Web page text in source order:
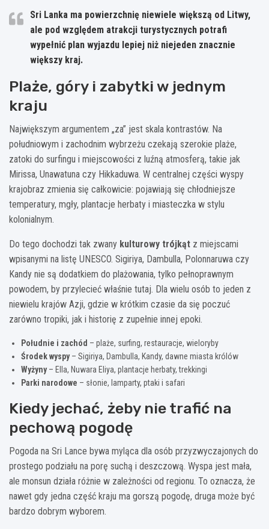
Sri Lanka ma powierzchnię niewiele większą od Litwy,
ale pod względem atrakcji turystycznych potrafi
wypełnić plan wyjazdu lepiej niż niejeden znacznie
większy kraj.
Plaże, góry i zabytki w jednym
kraju
Największym argumentem „za” jest skala kontrastów. Na
południowym i zachodnim wybrzeżu czekają szerokie plaże,
zatoki do surfingu i miejscowości z luźną atmosferą, takie jak
Mirissa, Unawatuna czy Hikkaduwa. W centralnej części wyspy
krajobraz zmienia się całkowicie: pojawiają się chłodniejsze
temperatury, mgły, plantacje herbaty i miasteczka w stylu
kolonialnym.
Do tego dochodzi tak zwany kulturowy trójkąt z miejscami
wpisanymi na listę UNESCO. Sigiriya, Dambulla, Polonnaruwa czy
Kandy nie są dodatkiem do plażowania, tylko pełnoprawnym
powodem, by przylecieć właśnie tutaj. Dla wielu osób to jeden z
niewielu krajów Azji, gdzie w krótkim czasie da się poczuć
zarówno tropiki, jak i historię z zupełnie innej epoki.
Południe i zachód – plaże, surfing, restauracje, wieloryby
Środek wyspy– Sigiriya, Dambulla, Kandy, dawne miasta królów
Wyżyny– Ella, Nuwara Eliya, plantacje herbaty, trekkingi
Parki narodowe – słonie, lamparty, ptaki i safari
Kiedy jechać, żeby nie trafić na
pechową pogodę
Pogoda na Sri Lance bywa myląca dla osób przyzwyczajonych do
prostego podziału na porę suchą i deszczową. Wyspa jest mała,
ale monsun działa różnie w zależności od regionu. To oznacza, że
nawet gdy jedna część kraju ma gorszą pogodę, druga może być
bardzo dobrym wyborem.